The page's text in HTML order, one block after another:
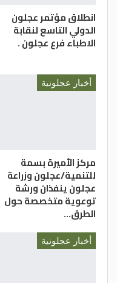
الهاشميون دفاعاً
واختتم تصريحه
وقيادته
الأمن والاستقرار
انطلاق مؤتمر عجلون
الدولي التاسع لنقابة
الاطباء فرع عجلون .
أخبار عجلونية
مركز الأميرة بسمة
للتنمية/عجلون وزراعة
عجلون ينفذان ورشة
توعوية متخصصة حول
الطرق…
أخبار عجلونية